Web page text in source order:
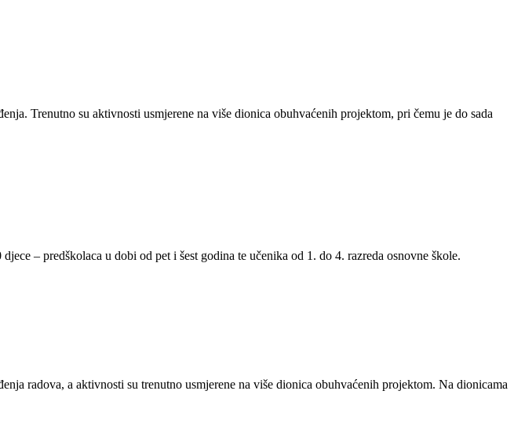
Trenutno su aktivnosti usmjerene na više dionica obuhvaćenih projektom, pri čemu je do sada
– predškolaca u dobi od pet i šest godina te učenika od 1. do 4. razreda osnovne škole.
radova, a aktivnosti su trenutno usmjerene na više dionica obuhvaćenih projektom. Na dionicama